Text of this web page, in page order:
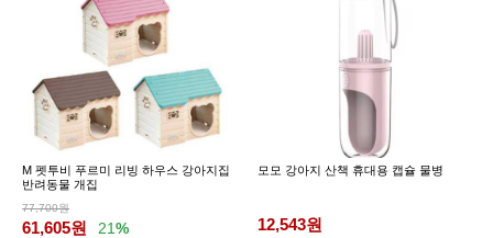
M 펫투비 푸르미 리빙 하우스 강아지집
반려동물 개집
77,700원
61,605원 21%
모모 강아지 산책 휴대용 캡슐 물병
12,543원